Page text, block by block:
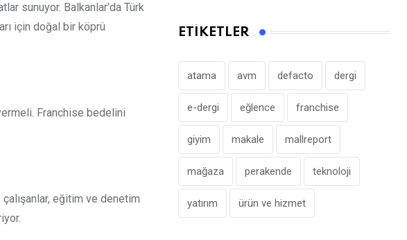
sunuyor. Balkanlar’da Türk
için doğal bir köprü
Franchise bedelini
eğitim ve denetim
ETIKETLER
atama avm defacto dergi
e-dergi eğlence franchise
giyim makale mallreport
mağaza perakende teknoloji
yatırım ürün ve hizmet